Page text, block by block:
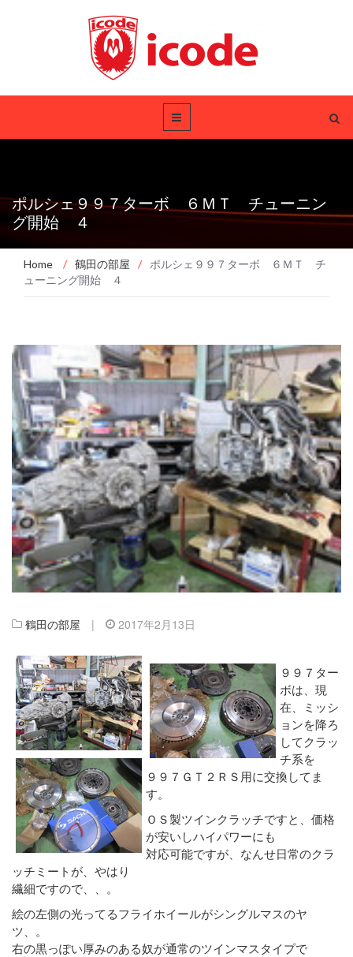
ポルシェ９９７ターボ ６ＭＴ チューニン
グ開始 ４
Home / 鶴田の部屋 /
ポルシェ９９７ターボ ６ＭＴ チ
ューニング開始 ４
鶴田の部屋 | 2017年2月13日
９９７ター
ボは、現
在、ミッシ
ョンを降ろ
してクラッ
チ系を
９９７ＧＴ２ＲＳ用に交換してま
す。
ＯＳ製ツインクラッチですと、価格
が安いしハイパワーにも
対応可能ですが、なんせ日常のクラ
ッチミートが、やはり
繊細ですので、、。
絵の左側の光ってるフライホイールがシングルマスのヤ
ツ、。
右の黒っぽい厚みのある奴が通常のツインマスタイプで